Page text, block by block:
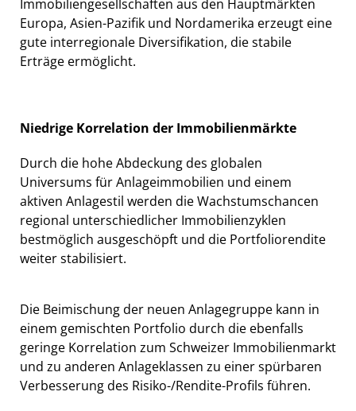
Immobiliengesellschaften aus den Hauptmärkten
Europa, Asien-Pazifik und Nordamerika erzeugt eine
gute interregionale Diversifikation, die stabile
Erträge ermöglicht.
Niedrige Korrelation der Immobilienmärkte
Durch die hohe Abdeckung des globalen
Universums für Anlageimmobilien und einem
aktiven Anlagestil werden die Wachstumschancen
regional unterschiedlicher Immobilienzyklen
bestmöglich ausgeschöpft und die Portfoliorendite
weiter stabilisiert.
Die Beimischung der neuen Anlagegruppe kann in
einem gemischten Portfolio durch die ebenfalls
geringe Korrelation zum Schweizer Immobilienmarkt
und zu anderen Anlageklassen zu einer spürbaren
Verbesserung des Risiko-/Rendite-Profils führen.